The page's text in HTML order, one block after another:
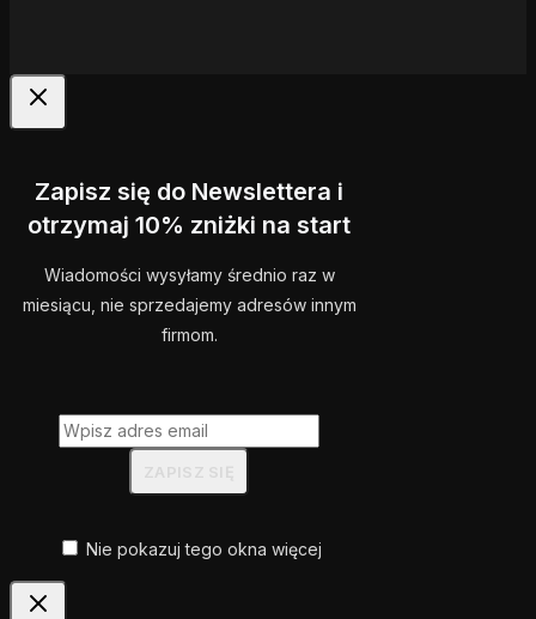
Zapisz się do Newslettera i
otrzymaj 10% zniżki na start
Wiadomości wysyłamy średnio raz w
miesiącu, nie sprzedajemy adresów innym
firmom.
Nie pokazuj tego okna więcej